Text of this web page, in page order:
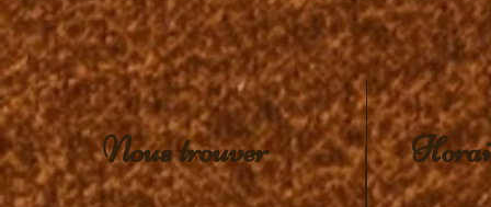
Nous trouver